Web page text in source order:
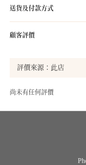
送貨及付款方式
顧客評價
尚未有任何評價